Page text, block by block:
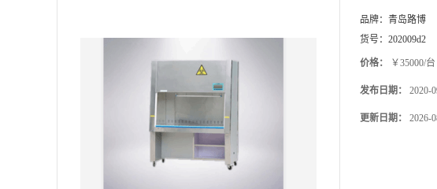
品牌： 青岛路博
货号： 202009d2
价格： ￥35000/台
发布日期： 2020-
更新日期： 2026-